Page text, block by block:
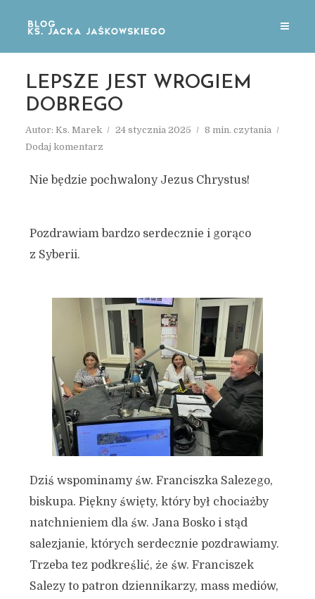
LEPSZE JEST WROGIEM
DOBREGO
Autor: Ks. Marek 24 stycznia 2025
8 min. czytania
Dodaj komentarz
Nie będzie pochwalony Jezus Chrystus!
Pozdrawiam bardzo serdecznie i gorąco
z Syberii.
Dziś wspominamy św. Franciszka Salezego,
biskupa. Piękny święty, który był chociażby
natchnieniem dla św. Jana Bosko i stąd
salezjanie, których serdecznie pozdrawiamy.
Trzeba tez podkreślić, że św. Franciszek
Salezy to patron dziennikarzy, mass mediów,